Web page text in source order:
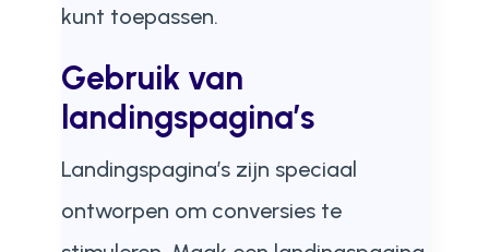
kunt toepassen.
Gebruik van
landingspagina’s
Landingspagina’s zijn speciaal
ontworpen om conversies te